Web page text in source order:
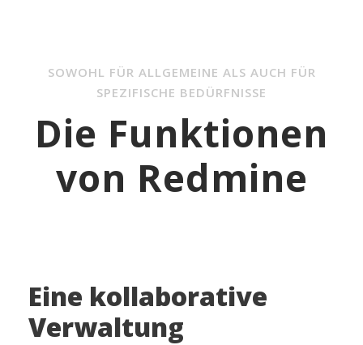
SOWOHL FÜR ALLGEMEINE ALS AUCH FÜR
SPEZIFISCHE BEDÜRFNISSE
Die Funktionen
von Redmine
Eine kollaborative
Verwaltung